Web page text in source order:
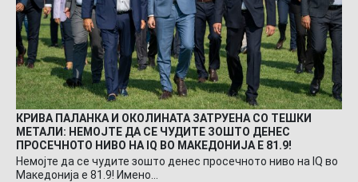
КРИВА ПАЛАНКА И ОКОЛИНАТА ЗАТРУЕНА СО ТЕШКИ
МЕТАЛИ: НЕМОЈТЕ ДА СЕ ЧУДИТЕ ЗОШТО ДЕНЕС
ПРОСЕЧНОТО НИВО НА IQ ВО МАКЕДОНИЈА Е 81.9!
Немојте да се чудите зошто денес просечното ниво на IQ во
Македонија е 81.9! Имено…